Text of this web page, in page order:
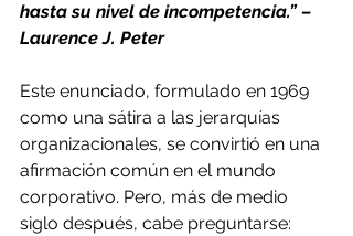
hasta su nivel de incompetencia.” –
Laurence J. Peter
Este enunciado, formulado en 1969
como una sátira a las jerarquías
organizacionales, se convirtió en una
afirmación común en el mundo
corporativo. Pero, más de medio
siglo después, cabe preguntarse: